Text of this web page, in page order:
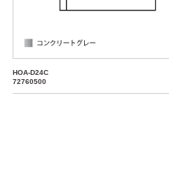
HOA-D24C
72760500